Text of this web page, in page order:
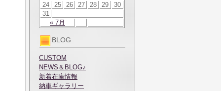
« 7月
24
25 26 27 28 29
30
31
BLOG
CUSTOM
NEWS＆BLOG♪
新着在庫情報
納車ギャラリー